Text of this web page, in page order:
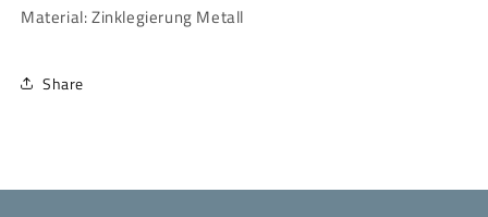
Material: Zinklegierung Metall
Share